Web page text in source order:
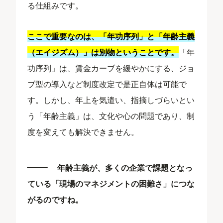
る仕組みです。
ここで重要なのは、「年功序列」と「年齢主義
（エイジズム）」は別物ということです。 「年
功序列」は、賃金カーブを緩やかにする、ジョ
ブ型の導入など制度改定で是正自体は可能で
す。しかし、年上を気遣い、指摘しづらいとい
う「年齢主義」は、文化や心の問題であり、制
度を変えても解決できません。
年齢主義が、多くの企業で課題となっ
ている「現場のマネジメントの困難さ」につな
がるのですね。